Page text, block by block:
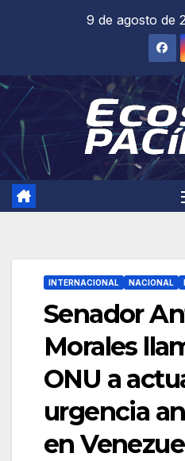
9 de agosto de
INTERNACIONAL NACIONAL
Senador
Morales
ONU a
urgencia
en